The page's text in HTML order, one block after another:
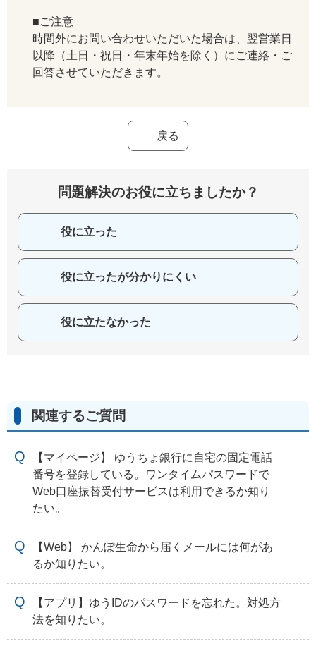
■ご注意
時間外にお問い合わせいただいた場合は、翌営業日
以降（土日・祝日・年末年始を除く）にご連絡・ご
回答させていただきます。
戻る
問題解決のお役に立ちましたか？
役に立った
役に立ったが分かりにくい
役に立たなかった
関連するご質問
【マイページ】 ゆうちょ銀行に自宅の固定電話
番号を登録している。ワンタイムパスワードで
Web口座振替受付サービスは利用できるか知り
たい。
【Web】 かんぽ生命から届くメールには何があ
るか知りたい。
【アプリ】ゆうIDのパスワードを忘れた。対処方
法を知りたい。